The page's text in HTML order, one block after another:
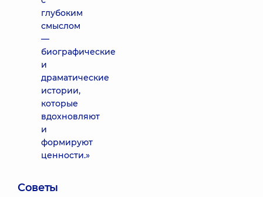
глубоким
смыслом
—
биографические
и
драматические
истории,
которые
вдохновляют
и
формируют
ценности.»
Советы